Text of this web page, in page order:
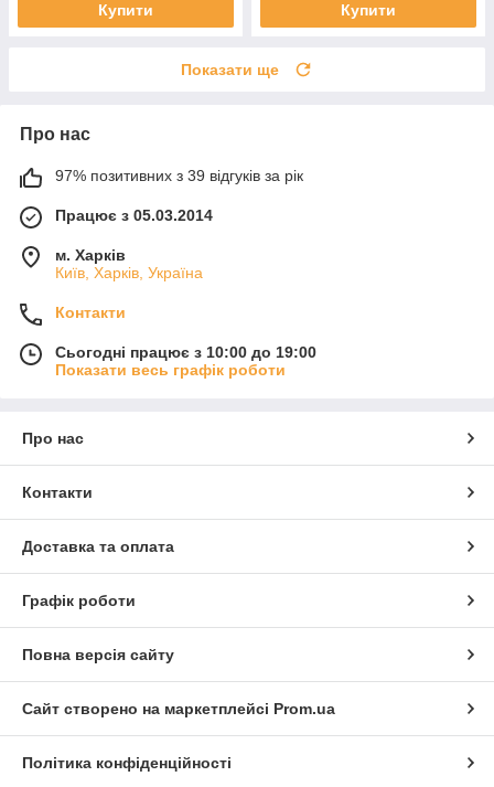
Купити Купити
Показати ще
Про нас
97% позитивних з 39 відгуків за рік
Працює з 05.03.2014
м. Харків
Київ, Харків, Україна
Контакти
Сьогодні працює з 10:00 до 19:00
Показати весь графік роботи
Про нас
Контакти
Доставка та оплата
Графік роботи
Повна версія сайту
Сайт створено на маркетплейсі Prom.ua
Політика конфіденційності